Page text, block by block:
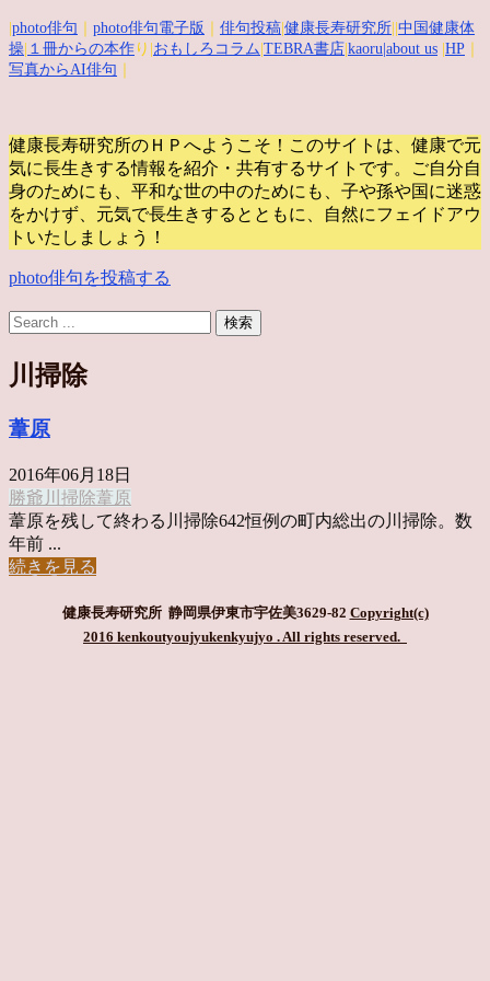
photo俳句 photo俳句電子版 俳句投稿 健康長寿研究所 中国健康体
操 １冊からの本作 り| おもしろコラム TEBRA書店 kaoru |about us HP
写真からAI俳句
健康長寿研究所のＨＰへようこそ！このサイトは、健康で元
気に長生きする情報を紹介・共有するサイトです。
ご自分自
身のためにも、平和な世の中のためにも、子や孫や国に迷惑
をかけず、元気で長生きするとともに、自然にフェイドアウ
トいたしましょう！
photo俳句を投稿する
川掃除
葦原
2016年06月18日
勝爺 川掃除葦原
葦原を残して終わる川掃除642恒例の町内総出の川掃除。数
年前 ...
続きを見る
健康長寿研究所 静岡県伊東市宇佐美3629-82 Copyright(c)
2016 kenkoutyoujyukenkyujyo . All rights reserved.